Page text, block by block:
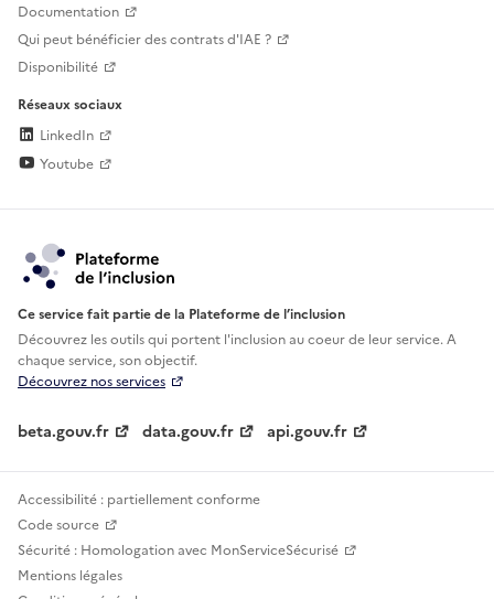
Documentation
Qui peut bénéficier des contrats d'IAE ?
Disponibilité
Réseaux sociaux
LinkedIn
Youtube
Ce service fait partie de la Plateforme de l’inclusion
Découvrez les outils qui portent l'inclusion aucoeur de leur service. A
chaque service, son objectif.
Découvrez nos services
beta.gouv.fr data.gouv.fr api.gouv.fr
Accessibilité : partiellement conforme
Code source
Sécurité : Homologation avec MonServiceSécurisé
Mentions légales